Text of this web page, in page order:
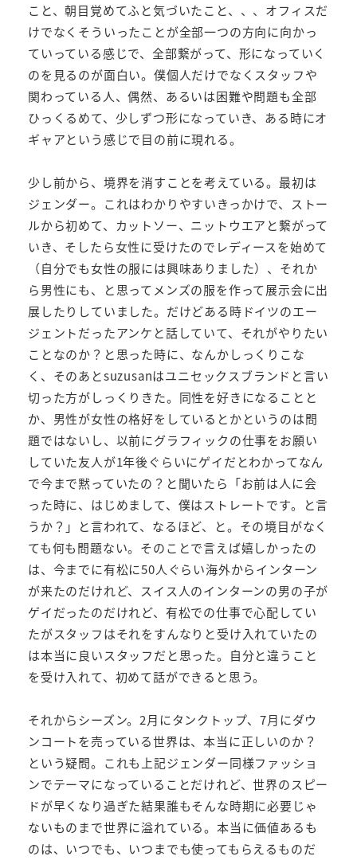
こと、朝目覚めてふと気づいたこと、、、オフィスだ
けでなくそういったことが全部一つの方向に向かっ
ていっている感じで、全部繋がって、形になっていく
のを見るのが面白い。僕個人だけでなくスタッフや
関わっている人、偶然、あるいは困難や問題も全部
ひっくるめて、少しずつ形になっていき、ある時にオ
ギャアという感じで目の前に現れる。
少し前から、境界を消すことを考えている。最初は
ジェンダー。これはわかりやすいきっかけで、ストー
ルから初めて、カットソー、ニットウエアと繋がって
いき、そしたら女性に受けたのでレディースを始めて
（自分でも女性の服には興味ありました）、それか
ら男性にも、と思ってメンズの服を作って展示会に出
展したりしていました。だけどある時ドイツのエー
ジェントだったアンケと話していて、それがやりたい
ことなのか？と思った時に、なんかしっくりこな
く、そのあとsuzusanはユニセックスブランドと言い
切った方がしっくりきた。同性を好きになることと
か、男性が女性の格好をしているとかというのは問
題ではないし、以前にグラフィックの仕事をお願い
していた友人が1年後ぐらいにゲイだとわかってなん
で今まで黙っていたの？と聞いたら「お前は人に会
った時に、はじめまして、僕はストレートです。と言
うか？」と言われて、なるほど、と。その境目がなく
ても何も問題ない。そのことで言えば嬉しかったの
は、今までに有松に50人ぐらい海外からインターン
が来たのだけれど、スイス人のインターンの男の子が
ゲイだったのだけれど、有松での仕事で心配してい
たがスタッフはそれをすんなりと受け入れていたの
は本当に良いスタッフだと思った。自分と違うこと
を受け入れて、初めて話ができると思う。
それからシーズン。2月にタンクトップ、7月にダウ
ンコートを売っている世界は、本当に正しいのか？
という疑問。これも上記ジェンダー同様ファッショ
ンでテーマになっていることだけれど、世界のスピー
ドが早くなり過ぎた結果誰もそんな時期に必要じゃ
ないものまで世界に溢れている。本当に価値あるも
のは、いつでも、いつまでも使ってもらえるものだ